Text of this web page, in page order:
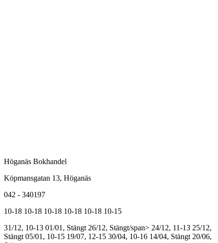
Höganäs Bokhandel
Köpmansgatan 13, Höganäs
042 - 340197
10-18 10-18 10-18 10-18 10-18 10-15
31/12, 10-13 01/01, Stängt 26/12, Stängt/span> 24/12, 11-13 25/12,
Stängt 05/01, 10-15 19/07, 12-15 30/04, 10-16 14/04, Stängt 20/06,